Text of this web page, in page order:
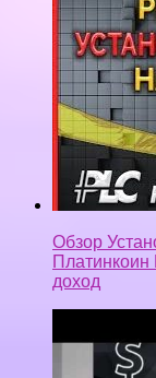
Обзор
Платинкоин
доход